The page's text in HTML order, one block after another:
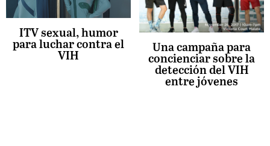
ITV sexual, humor
para luchar contra el
VIH
Una campaña para
concienciar sobre la
detección del VIH
entre jóvenes